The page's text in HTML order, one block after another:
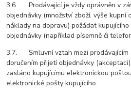
3.6. Prodávající je vždy oprávněn v
objednávky (množství zboží, výše kupní
náklady na dopravu) požádat
objednávky (například písemně či
3.7. Smluvní vztah mezi prodávajícím
doručením přijetí objednávky
zasláno kupujícímu elektronickou
elektronické pošty kupujícího.